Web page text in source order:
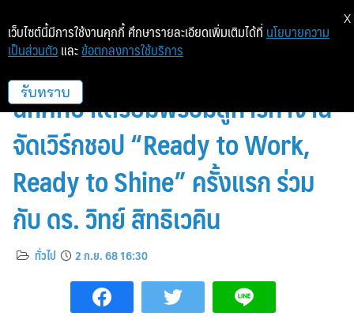
ยูนิโคล่ จุดประกายความมั่นใจให้
นักศึกษาเตรียมพร้อมสู่การทำงาน
จัดเวิร์กชอป “Ready to Work,
Ready to Shine” ครั้งแรก ร่วม
กับ ดร. วิทย์ สิทธิเวคิน
ทั่วไป 2 ก.ย. 68 16:30
เว็บไซต์นี้มีการใช้งานคุกกี้ ศึกษารายละเอียดเพิ่มเติมได้ที่ นโยบายความ
เป็นส่วนตัว และ ข้อตกลงการใช้บริการ
รับทราบ
X